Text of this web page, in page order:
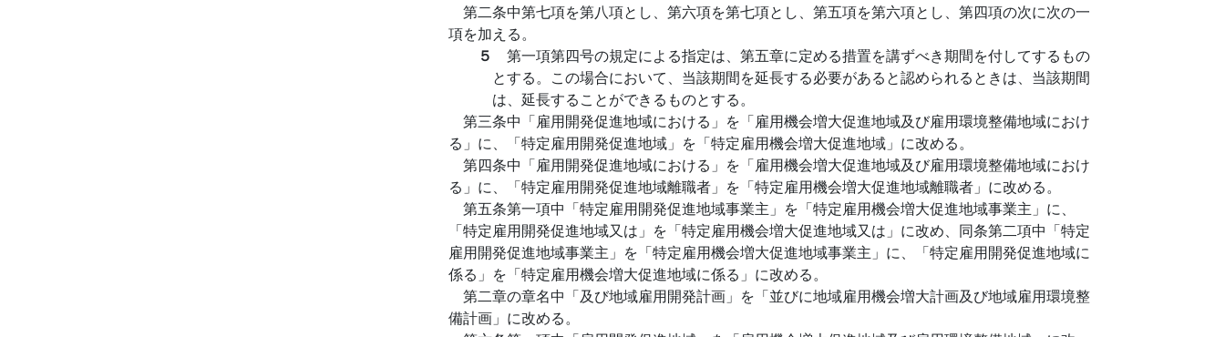
第二条中第七項を第八項とし、第六項を第七項とし、第五項を第六項とし、第四項の次に次の一
項を加える。
５ 第一項第四号の規定による指定は、第五章に定める措置を講ずべき期間を付してするもの
とする。この場合において、当該期間を延長する必要があると認められるときは、当該期間
は、延長することができるものとする。
第三条中「雇用開発促進地域における」を「雇用機会増大促進地域及び雇用環境整備地域におけ
る」に、「特定雇用開発促進地域」を「特定雇用機会増大促進地域」に改める。
第四条中「雇用開発促進地域における」を「雇用機会増大促進地域及び雇用環境整備地域におけ
る」に、「特定雇用開発促進地域離職者」を「特定雇用機会増大促進地域離職者」に改める。
第五条第一項中「特定雇用開発促進地域事業主」を「特定雇用機会増大促進地域事業主」に、
「特定雇用開発促進地域又は」を「特定雇用機会増大促進地域又は」に改め、同条第二項中「特定
雇用開発促進地域事業主」を「特定雇用機会増大促進地域事業主」に、「特定雇用開発促進地域に
係る」を「特定雇用機会増大促進地域に係る」に改める。
第二章の章名中「及び地域雇用開発計画」を「並びに地域雇用機会増大計画及び地域雇用環境整
備計画」に改める。